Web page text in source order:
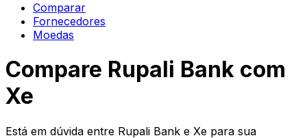
Comparar
Fornecedores
Moedas
Compare Rupali Bank com
Xe
Está em dúvida entre Rupali Bank e Xe para sua